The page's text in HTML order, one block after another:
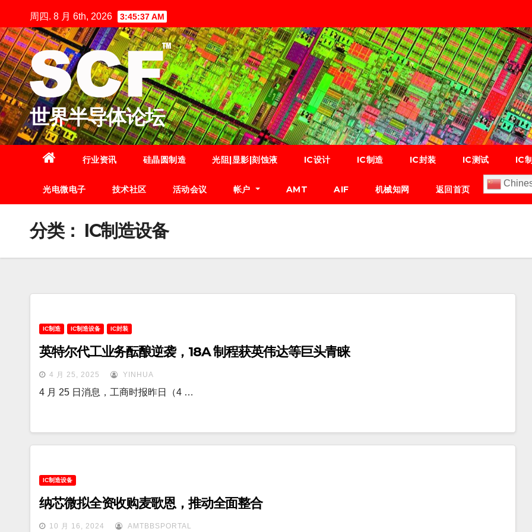
至
内
容
周四. 8 月 6th, 2026 3:45:38 AM
世界半导体论坛
行业资讯 硅晶圆制造 光阻|显影|刻蚀液 IC设计 IC制造 IC封装 IC测试 IC
光电微电子 技术社区 活动会议 帐户 AMT AIF 机械知网 返回首页
分类： IC制造设备
IC制造 IC制造设备 IC封装
英特尔代工业务酝酿逆袭，18A 制程获英伟达等巨头青睐
4 月 25, 2025 YINHUA
4 月 25 日消息，工商时报昨日（4 …
IC制造设备
纳芯微拟全资收购麦歌恩，推动全面整合
10 月 16, 2024 AMTBBSPORTAL